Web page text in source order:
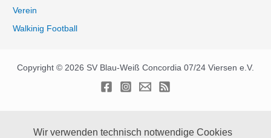
Verein
Walkinig Football
Copyright © 2026 SV Blau-Weiß Concordia 07/24 Viersen e.V.
Wir verwenden technisch notwendige Cookies